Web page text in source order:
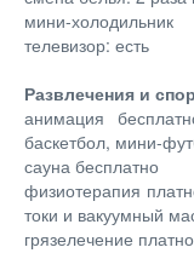
мини-холодильник
телевизор: есть
Развлечения и
анимация
баскетбол, мини-
сауна бесплатно
физиотерапия
токи и вакуумный
грязелечение платно